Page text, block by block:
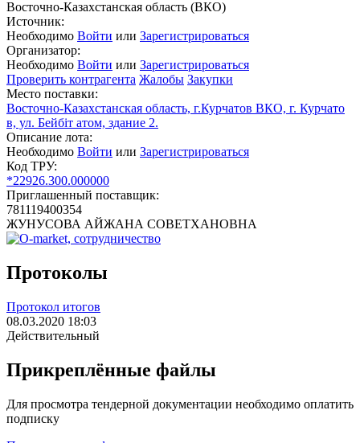
Восточно-Казахстанская область (ВКО)
Источник:
Необходимо Войти или Зарегистрироваться
Организатор:
Необходимо Войти или Зарегистрироваться
Проверить контрагента Жалобы Закупки
Место поставки:
Восточно-Казахстанская область, г.Курчатов ВКО, г. Курчато
в, ул. Бейбіт атом, здание 2.
Описание лота:
Необходимо Войти или Зарегистрироваться
Код ТРУ:
*22926.300.000000
Приглашенный поставщик:
781119400354
ЖУНУСОВА АЙЖАНА СОВЕТХАНОВНА
Протоколы
Протокол итогов
08.03.2020 18:03
Действительный
Прикреплённые файлы
Для просмотра тендерной документации необходимо оплатить
подписку